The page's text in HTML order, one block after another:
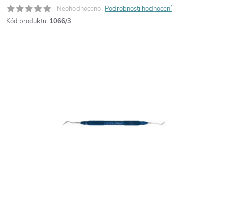
Neohodnoceno Podrobnosti hodnocení
Kód produktu: 1066/3